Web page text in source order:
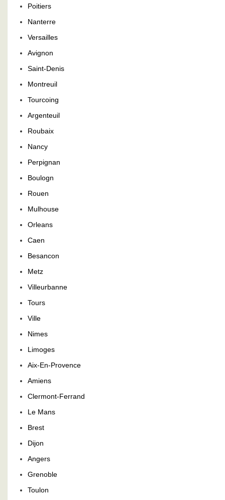
Poitiers
Nanterre
Versailles
Avignon
Saint-Denis
Montreuil
Tourcoing
Argenteuil
Roubaix
Nancy
Perpignan
Boulogn
Rouen
Mulhouse
Orleans
Caen
Besancon
Metz
Villeurbanne
Tours
Ville
Nimes
Limoges
Aix-En-Provence
Amiens
Clermont-Ferrand
Le Mans
Brest
Dijon
Angers
Grenoble
Toulon